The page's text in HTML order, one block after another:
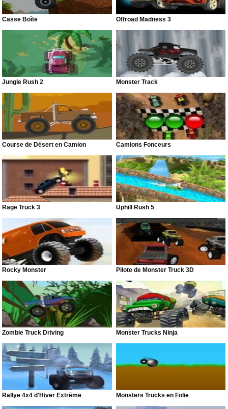
Casse Boîte Offroad Madness 3
Jungle Rush 2 Monster Track
Course de Désert en Camion Camions Fonceurs
Rage Truck 3 Uphill Rush 5
Rocky Monster Pilote de Monster Truck 3D
Zombie Truck Driving Monster Trucks Ninja
Rallye 4x4 d'Hiver Extrême Monsters Trucks en Folie